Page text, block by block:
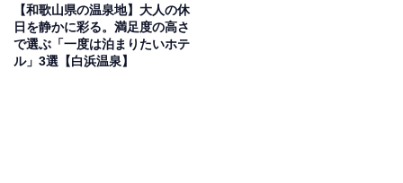
（男湯・女湯）からは、武雄の街並みを眺めながら、肌
に吸い付くような「美人の湯」を堪能できます。料理は
取扱指定店に認定された「特選・佐賀牛」の会席料理が
【和歌山県の温泉地】大人の休
日を静かに彩る。満足度の高さ
で選ぶ「一度は泊まりたいホテ
ル」3選【白浜温泉】